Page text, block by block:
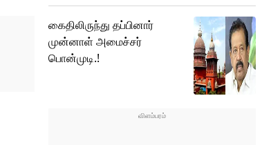
கைதிலிருந்து தப்பினார்
முன்னாள் அமைச்சர்
பொன்முடி.!